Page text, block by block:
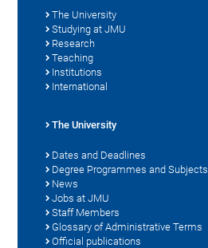
The University
Studying at JMU
Research
Teaching
Institutions
International
The University
Dates and Deadlines
Degree Programmes and Subjects
News
Jobs at JMU
Staff Members
Glossary of Administrative Terms
Official publications